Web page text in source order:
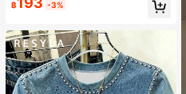
฿ -3%